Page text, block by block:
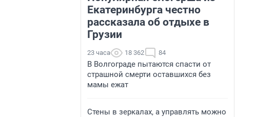
Екатеринбурга честно
рассказала об отдыхе в
Грузии
23 часа 18 362 84
В Волгограде пытаются спасти от
страшной смерти оставшихся без
мамы ежат
Стены в зеркалах, а управлять можно